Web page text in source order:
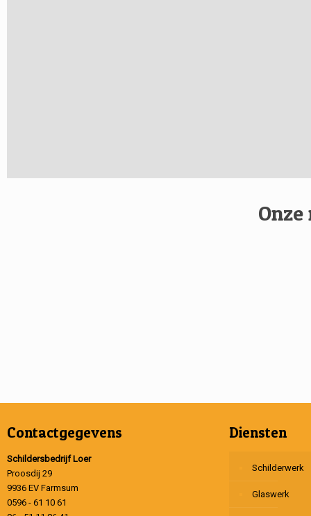
Contactgegevens
Schildersbedrijf Loer
Proosdij 29
9936 EV Farmsum
0596 - 61 10 61
Diensten
Schilderwerk
Glaswerk